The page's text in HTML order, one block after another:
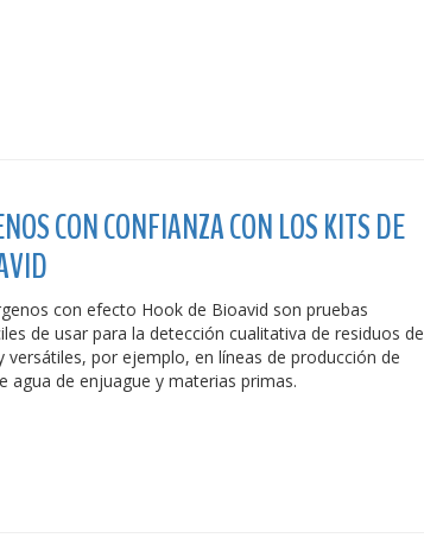
CON CONFIANZA CON LOS KITS DE
con efecto Hook de Bioavid son pruebas
de usar para la detección cualitativa de residuos de
versátiles, por ejemplo, en líneas de producción de
agua de enjuague y materias primas.